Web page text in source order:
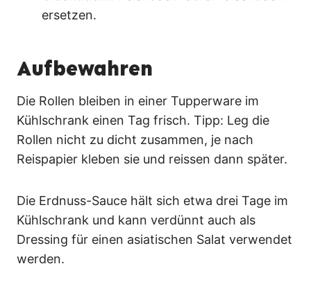
ersetzen.
Aufbewahren
Die Rollen bleiben in einer Tupperware im
Kühlschrank einen Tag frisch. Tipp: Leg die
Rollen nicht zu dicht zusammen, je nach
Reispapier kleben sie und reissen dann später.
Die Erdnuss-Sauce hält sich etwa drei Tage im
Kühlschrank und kann verdünnt auch als
Dressing für einen asiatischen Salat verwendet
werden.